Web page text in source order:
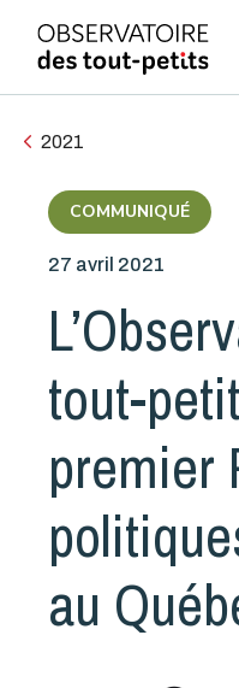
Thématiques
Explorer
Publications
Actualités
À propos
2021
COMMUNIQUÉ
27 avril 2021
tout-
premier
au